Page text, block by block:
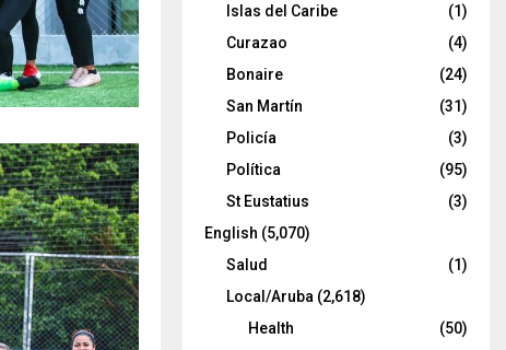
Islas del Caribe
(1)
Curazao
(4)
Bonaire
(24)
San Martín
(31)
Policía
(3)
Política
(95)
St Eustatius
(3)
English (5,070)
Salud
(1)
Local/Aruba (2,618)
Health
(50)